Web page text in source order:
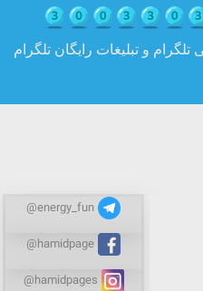
تلگرام و تبلیغات رایگان تلگرام
@energy_fun
@hamidpage
@hamidpages